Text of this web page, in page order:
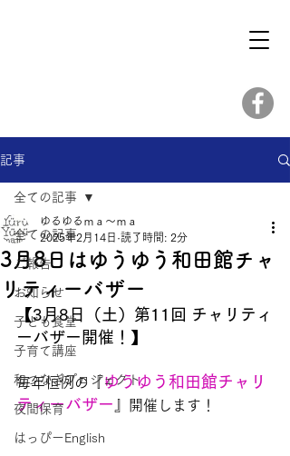
記事
全ての記事
ご報告
お知らせ
子ども食堂
子育て講座
和つなぎプロジェクト
夜間保育
はっぴーEnglish
全ての記事
3月8日はゆうゆう和田館チャ
リティーバザー
ゆるゆるｍａ～ｍａ
2025年2月14日 読了時間: 2分
【3月8日（土）第11回 チャリティ
ーバザー開催！】
毎年恒例の『ゆうゆう和田館チャリ
ティーバザー
』開催します！